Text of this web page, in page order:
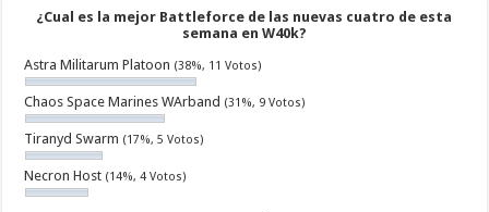
¿Cual es la mejor Battleforce de las nuevas cuatro de esta
semana en W40k?
Astra Militarum Platoon (38%, 11 Votos)
Chaos Space Marines WArband (31%, 9 Votos)
Tiranyd Swarm (17%, 5 Votos)
Necron Host (14%, 4 Votos)